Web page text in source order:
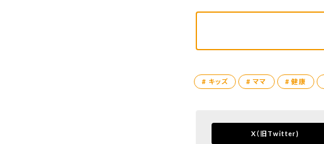
# キッズ # ママ # 健康
X （旧Twitter)